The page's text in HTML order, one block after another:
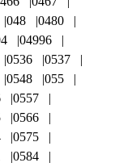
048
0480
04996
0536
0537
0548
055
0557
0566
0575
0584